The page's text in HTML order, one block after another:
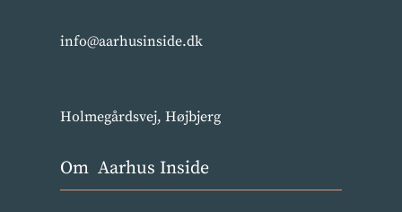
info@aarhusinside.dk
Holmegårdsvej, Højbjerg
Om Aarhus Inside